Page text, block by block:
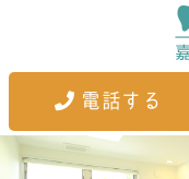
電話する